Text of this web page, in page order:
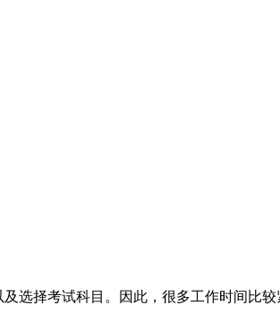
选择考试科目。因此，很多工作时间比